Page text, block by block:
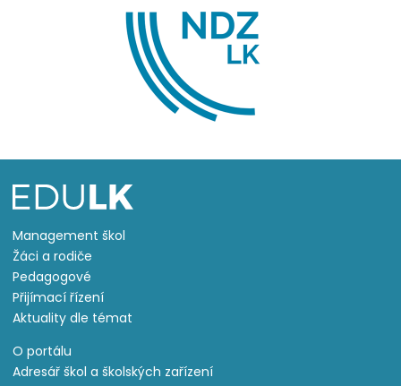
Management škol
Žáci a rodiče
Pedagogové
Přijímací řízení
Aktuality dle témat
O portálu
Adresář škol a školských zařízení